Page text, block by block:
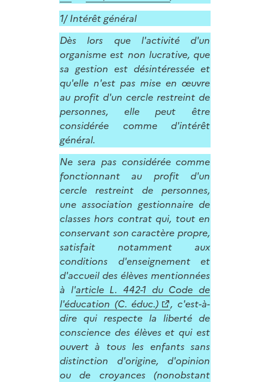
1/ Intérêt général
Dès lors que l'activité d'un
organisme est non lucrative, que
sa gestion est désintéressée et
qu'elle n'est pas mise en œuvre
au profit d'un cercle restreint de
personnes, elle peut être
considérée comme d'intérêt
général.
Ne sera pas considérée comme
fonctionnant au profit d'un
cercle restreint de personnes,
une association gestionnaire de
classes hors contrat qui, tout en
conservant son caractère propre,
satisfait notamment aux
conditions d'enseignement et
d'accueil des élèves mentionnées
à l'article L. 442-1 du Code de
l'éducation (C. éduc.)
, c'est-à-
dire qui respecte la liberté de
conscience des élèves et qui est
ouvert à tous les enfants sans
distinction d'origine, d'opinion
ou de croyances (nonobstant